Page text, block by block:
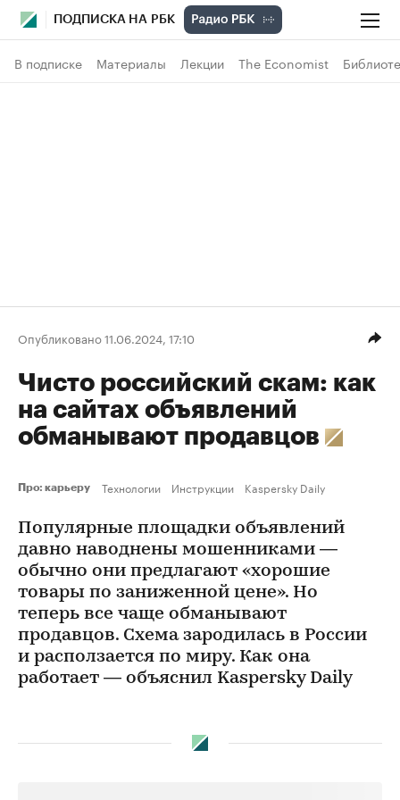
ПОДПИСКА НА РБК
В подписке Материалы Лекции The Economist
Опубликовано 11.06.2024, 17:10
Чисто российский скам: как
на сайтах объявлений
обманывают продавцов
Про: карьеру Технологии Инструкции Kaspersky Daily
Популярные площадки объявлений
давно наводнены мошенниками —
обычно они предлагают «хорошие
товары по заниженной цене». Но
теперь все чаще обманывают
продавцов. Схема зародилась в России
и расползается по миру. Как она
работает — объяснил Kaspersky Daily